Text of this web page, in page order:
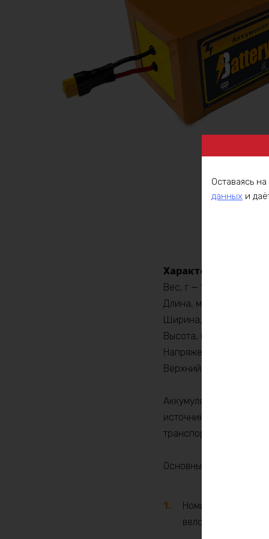
Характеристики
Вес, г — 12000
Длина, мм — 430
Ширина, мм — 90
Высота, мм — 210
Напряжение заряда, V
Верхний порог
Аккумулятор LiFePO4
источник питания,
транспортных
Основные
Номинальное
велосипедов,
Оставаясь
данных и